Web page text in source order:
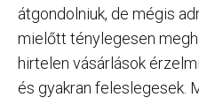
átgondolniuk, de mégis
mielőtt ténylegesen
hirtelen vásárlások
és gyakran feleslegesek.